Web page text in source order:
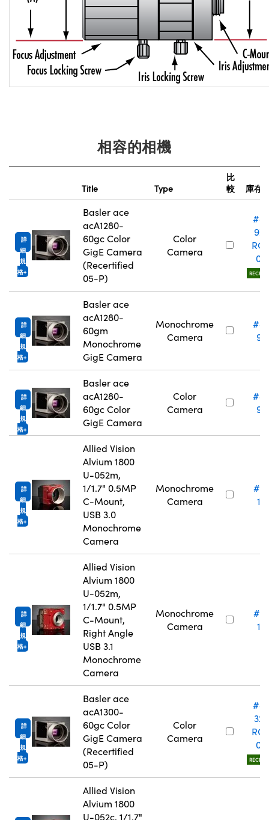
相容的相機
Title Type
比
較
庫存
詳
細
規
格
Basler ace
acA1280-
60gc Color
GigE Camera
(Recertified
05-P)
Color
Camera
詳
細
規
格
Basler ace
acA1280-
60gm
Monochrome
GigE Camera
Monochrome
Camera
詳
細
規
格
Basler ace
acA1280-
60gc Color
GigE Camera
Color
Camera
詳
細
規
格
Allied Vision
Alvium 1800
U-052m,
1/1.7" 0.5MP
C-Mount,
USB 3.0
Monochrome
Camera
Monochrome
Camera
詳
細
規
格
Allied Vision
Alvium 1800
U-052m,
1/1.7" 0.5MP
C-Mount,
Right Angle
USB 3.1
Monochrome
Camera
Monochrome
Camera
詳
細
規
格
Basler ace
acA1300-
60gc Color
GigE Camera
(Recertified
05-P)
Color
Camera
Allied Vision
Alvium 1800
U-052c, 1/1.7"